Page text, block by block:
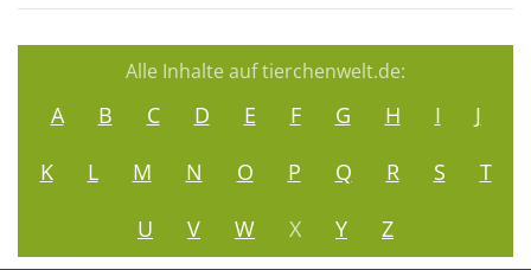
Alle Inhalte auf tierchenwelt.de:
A B C D E F G H I
J
K
L M N O P Q R S
T
U
V W X Y Z